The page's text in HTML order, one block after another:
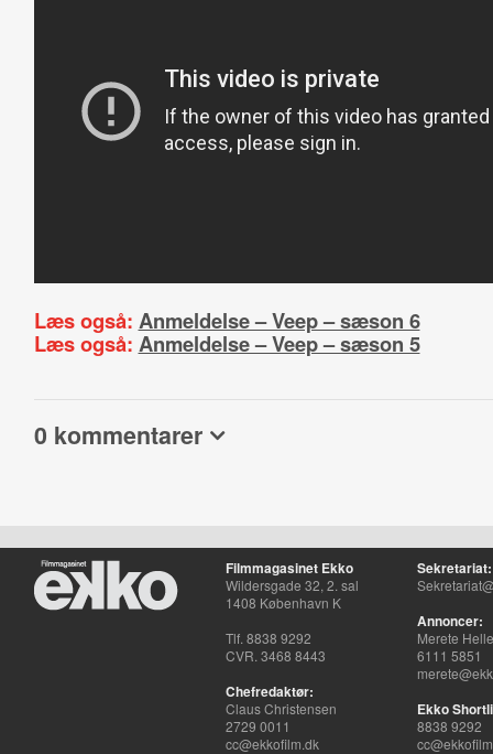
Læs også: Anmeldelse – Veep – sæson 6
Læs også: Anmeldelse – Veep – sæson 5
0 kommentarer
Filmmagasinet Ekko
Wildersgade 32, 2. sal
1408 København K
Tlf. 8838 9292
CVR. 3468 8443
Chefredaktør:
Claus Christensen
2729 0011
cc@ekkofilm.dk
Sekretariat:
Annoncer:
Merete
6111 5851
Ekko
8838 9292